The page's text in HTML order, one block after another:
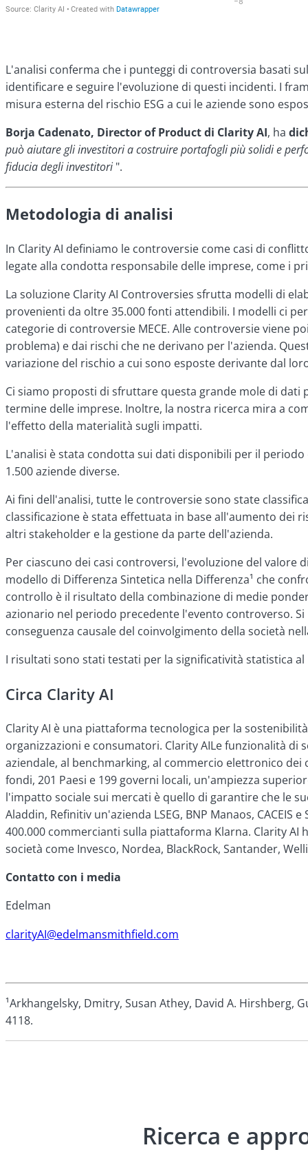
L'analisi conferma che i punteggi di controversia basati
identificare e seguire l'evoluzione di questi incidenti. I
misura esterna del rischio ESG a cui le aziende sono
Borja Cadenato, Director of Product di Clarity AI, ha
può aiutare gli investitori a costruire portafogli più solidi e
fiducia degli investitori ".
Metodologia di analisi
In Clarity AI definiamo le controversie come casi di
legate alla condotta responsabile delle imprese, come i
La soluzione Clarity AI Controversies sfrutta modelli di
provenienti da oltre 35.000 fonti attendibili. I modelli ci
categorie di controversie MECE. Alle controversie viene
problema) e dai rischi che ne derivano per l'azienda.
variazione del rischio a cui sono esposte derivante dal
Ci siamo proposti di sfruttare questa grande mole di
termine delle imprese. Inoltre, la nostra ricerca mira a
l'effetto della materialità sugli impatti.
L'analisi è stata condotta sui dati disponibili per il
1.500 aziende diverse.
Ai fini dell'analisi, tutte le controversie sono state
classificazione è stata effettuata in base all'aumento dei
altri stakeholder e la gestione da parte dell'azienda.
Per ciascuno dei casi controversi, l'evoluzione del valore
modello di Differenza Sintetica nella Differenza¹ che
controllo è il risultato della combinazione di medie
azionario nel periodo precedente l'evento controverso.
conseguenza causale del coinvolgimento della società
I risultati sono stati testati per la significatività statistica
Circa Clarity AI
Clarity AI è una piattaforma tecnologica per la
organizzazioni e consumatori. Clarity AILe funzionalità
aziendale, al benchmarking, al commercio elettronico
fondi, 201 Paesi e 199 governi locali, un'ampiezza
l'impatto sociale sui mercati è quello di garantire che le
Aladdin, Refinitiv un'azienda LSEG, BNP Manaos,
400.000 commercianti sulla piattaforma Klarna. Clarity
società come Invesco, Nordea, BlackRock, Santander,
Contatto con i media
Edelman
clarityAI@edelmansmithfield.com
¹Arkhangelsky, Dmitry, Susan Athey, David A. Hirshberg,
4118.
Ricerca e